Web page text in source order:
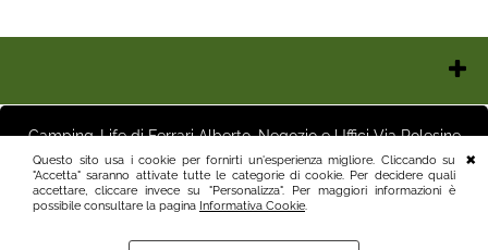
Questo sito usa i cookie per fornirti un'esperienza migliore. Cliccando su
"Accetta" saranno attivate tutte le categorie di cookie. Per decidere quali
accettare, cliccare invece su "Personalizza". Per maggiori informazioni è
possibile consultare la pagina Informativa Cookie.
Spedizioni
Recesso e Condizioni
Camping-Life di Ferrari Alberto, Negozio e Uffici Via Polesine
16 25125 Brescia (BS) Magazzino Via Friuli 3 25125 Brescia (BS)
Italia P.I.03411250982 info@camping-life.it tel.3887818400